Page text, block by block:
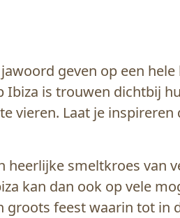
geven op een
is trouwen dichtbij
vieren. Laat je
smeltkroes van
kan dan ook op vele
feest waarin tot in